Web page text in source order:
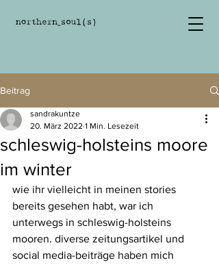
Beitrag
schleswig-holsteins moore
im winter
sandrakuntze
20. März 2022 1 Min. Lesezeit
wie ihr vielleicht in meinen stories
bereits gesehen habt, war ich
unterwegs in schleswig-holsteins
mooren. diverse zeitungsartikel und
social media-beiträge haben mich